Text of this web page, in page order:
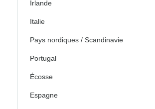
Irlande
Italie
Pays nordiques / Scandinavie
Portugal
Écosse
Espagne